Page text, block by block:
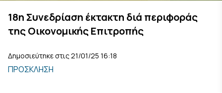
18η Συνεδρίαση έκτακτη διά περιφοράς
της Οικονομικής Επιτροπής
Δημοσιεύτηκε στις 21/01/25 16:18
ΠΡΟΣΚΛΗΣΗ